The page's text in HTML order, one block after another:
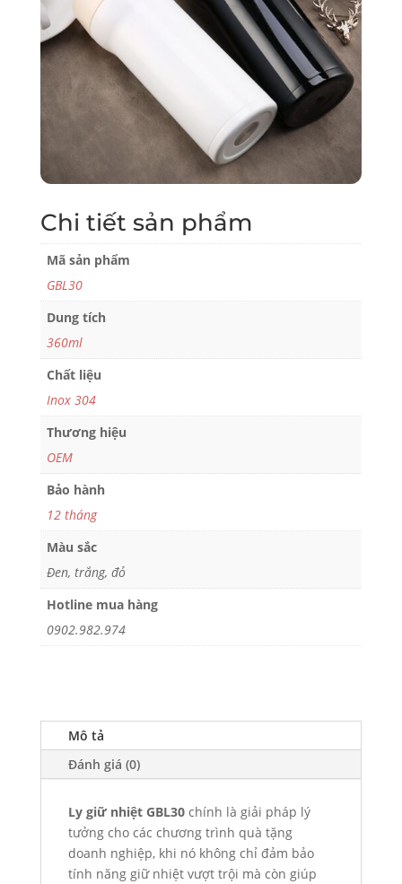
Chi tiết sản phẩm
Mã sản phẩm
GBL30
Dung tích
360ml
Chất liệu
Inox 304
Thương hiệu
OEM
Bảo hành
12 tháng
Màu sắc
Đen, trắng, đỏ
Hotline mua hàng
0902.982.974
Mô tả
Đánh giá (0)
Ly giữ nhiệt GBL30chính là giải pháp lý
tưởng cho các chương trình quà tặng
doanh nghiệp, khi nó không chỉ đảm bảo
tính năng giữ nhiệt vượt trội mà còn giúp